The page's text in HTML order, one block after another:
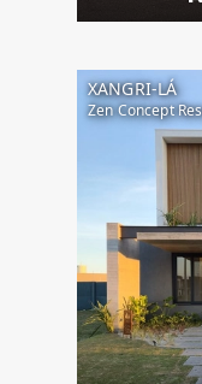
XANGRI-LÁ
Zen Concept